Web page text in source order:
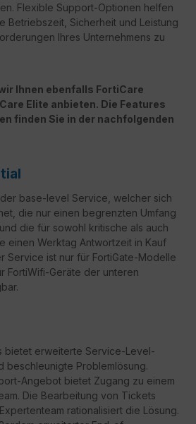
Flexible Support-Optionen helfen
Betriebszeit, Sicherheit und Leistung
Ihres Unternehmens zu
Ihnen ebenfalls FortiCare
Elite anbieten. Die Features
finden Sie in der nachfolgenden
der base-level Service, welcher sich
die nur einen begrenzten Umfang
die für sowohl kritische als auch
einen Werktag Antwortzeit in Kauf
Service ist nur für FortiGate-Modelle
FortiWifi-Geräte der unteren
bietet erweiterte Service-Level-
beschleunigte Problemlösung.
Angebot bietet Zugang zu einem
Die Bearbeitung von Tickets
rationalisiert die Lösung.